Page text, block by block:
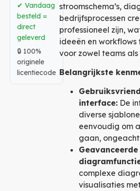
✔ Vandaag
besteld =
direct
geleverd
🔒 100%
originele
licentiecode
stroomschema’s,
bedrijfsprocessen
professioneel zijn,
ideeën en
voor zowel teams
Belangrijkste
interface: De
diverse
eenvoudig om
gaan,
Geavanceerde
complexe
visualisaties